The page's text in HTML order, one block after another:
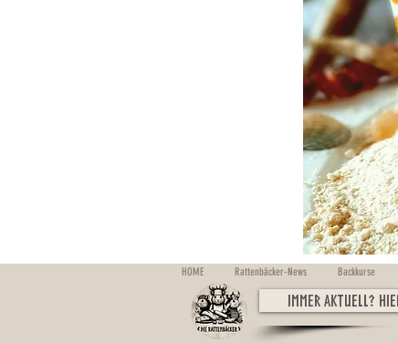
HOME Rattenbäcker-News Backkurse
Immer aktuell?